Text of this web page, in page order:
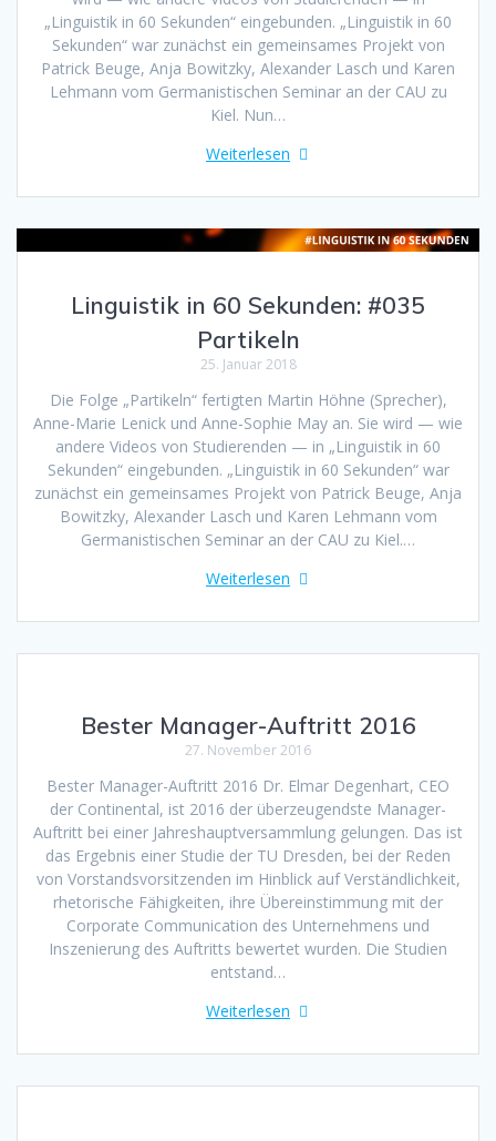
„Linguistik in 60 Sekunden“ eingebunden. „Linguistik in 60
Sekunden“ war zunächst ein gemeinsames Projekt von
Patrick Beuge, Anja Bowitzky, Alexander Lasch und Karen
Lehmann vom Germanistischen Seminar an der CAU zu
Kiel. Nun…
Weiterlesen
Linguistik in 60 Sekunden: #035
Partikeln
25. Januar 2018
Die Folge „Partikeln“ fertigten Martin Höhne (Sprecher),
Anne-Marie Lenick und Anne-Sophie May an. Sie wird — wie
andere Videos von Studierenden — in „Linguistik in 60
Sekunden“ eingebunden. „Linguistik in 60 Sekunden“ war
zunächst ein gemeinsames Projekt von Patrick Beuge, Anja
Bowitzky, Alexander Lasch und Karen Lehmann vom
Germanistischen Seminar an der CAU zu Kiel.…
Weiterlesen
Bester Manager-Auftritt 2016
27. November 2016
Bester Manager-Auftritt 2016 Dr. Elmar Degenhart, CEO
der Continental, ist 2016 der überzeugendste Manager-
Auftritt bei einer Jahreshauptversammlung gelungen. Das ist
das Ergebnis einer Studie der TU Dresden, bei der Reden
von Vorstandsvorsitzenden im Hinblick auf Verständlichkeit,
rhetorische Fähigkeiten, ihre Übereinstimmung mit der
Corporate Communication des Unternehmens und
Inszenierung des Auftritts bewertet wurden. Die Studien
entstand…
Weiterlesen